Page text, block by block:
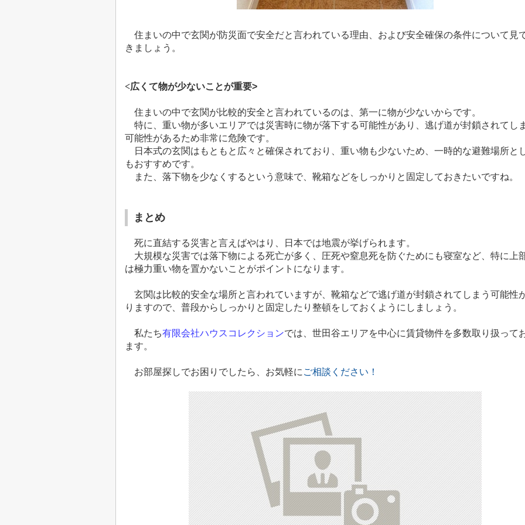
住まいの中で玄関が防災面で安全だと言われている理由、および安全確保の条件について見
きましょう。
<広くて物が少ないことが重要>
住まいの中で玄関が比較的安全と言われているのは、第一に物が少ないからです。
特に、重い物が多いエリアでは災害時に物が落下する可能性があり、逃げ道が封鎖されてし
可能性があるため非常に危険です。
日本式の玄関はもともと広々と確保されており、重い物も少ないため、一時的な避難場所と
もおすすめです。
また、落下物を少なくするという意味で、靴箱などをしっかりと固定しておきたいですね。
まとめ
死に直結する災害と言えばやはり、日本では地震が挙げられます。
大規模な災害では落下物による死亡が多く、圧死や窒息死を防ぐためにも寝室など、特に上
は極力重い物を置かないことがポイントになります。
玄関は比較的安全な場所と言われていますが、靴箱などで逃げ道が封鎖されてしまう可能性
りますので、普段からしっかりと固定したり整頓をしておくようにしましょう。
私たち有限会社ハウスコレクションでは、世田谷エリアを中心に賃貸物件を多数取り扱って
ます。
お部屋探しでお困りでしたら、お気軽に ご相談 ください！